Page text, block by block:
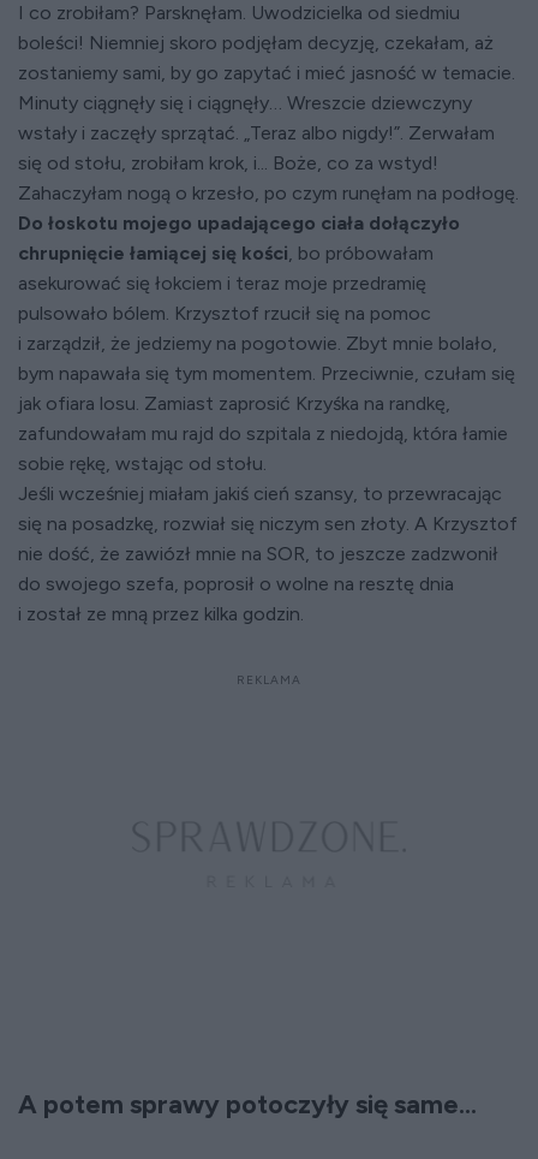
I co zrobiłam? Parsknęłam. Uwodzicielka od siedmiu
boleści! Niemniej skoro podjęłam decyzję, czekałam, aż
zostaniemy sami, by go zapytać i mieć jasność w temacie.
Minuty ciągnęły się i ciągnęły… Wreszcie dziewczyny
wstały i zaczęły sprzątać. „Teraz albo nigdy!”. Zerwałam
się od stołu, zrobiłam krok, i... Boże, co za wstyd!
Zahaczyłam nogą o krzesło, po czym runęłam na podłogę.
Do łoskotu mojego upadającego ciała dołączyło
chrupnięcie łamiącej się kości, bo próbowałam
asekurować się łokciem i teraz moje przedramię
pulsowało bólem. Krzysztof rzucił się na pomoc
i zarządził, że jedziemy na pogotowie. Zbyt mnie bolało,
bym napawała się tym momentem. Przeciwnie, czułam się
jak ofiara losu. Zamiast zaprosić Krzyśka na randkę,
zafundowałam mu rajd do szpitala z niedojdą, która łamie
sobie rękę, wstając od stołu.
Jeśli wcześniej miałam jakiś cień szansy, to przewracając
się na posadzkę, rozwiał się niczym sen złoty. A Krzysztof
nie dość, że zawiózł mnie na SOR, to jeszcze zadzwonił
do swojego szefa, poprosił o wolne na resztę dnia
i został ze mną przez kilka godzin.
A potem sprawy potoczyły się same...